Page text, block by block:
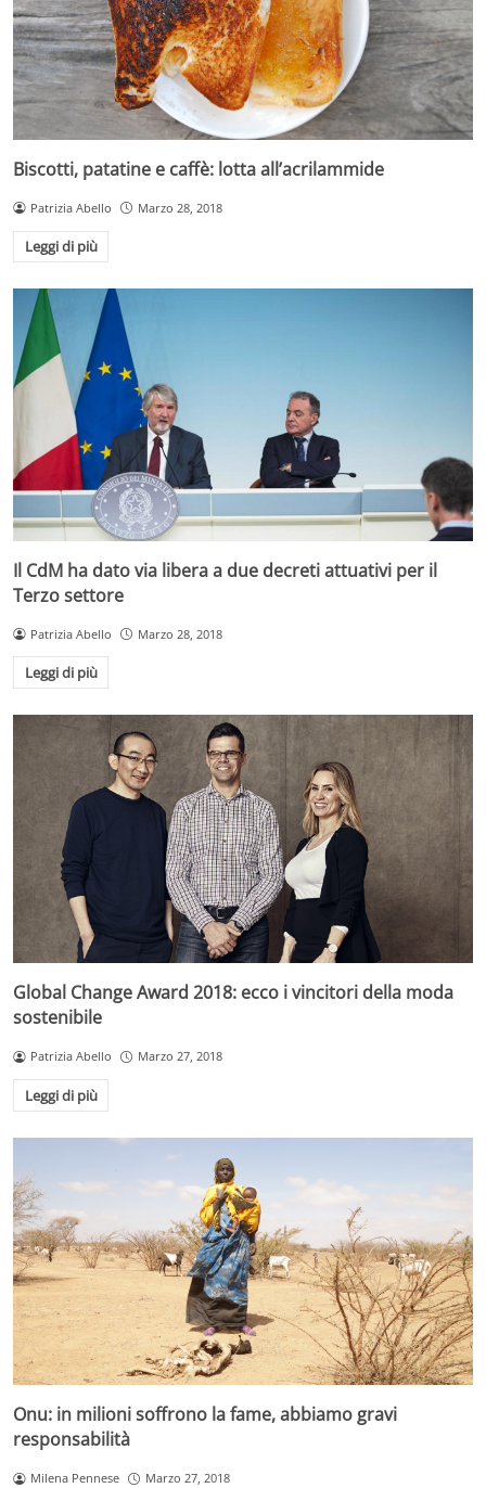
Biscotti, patatine e caffè: lotta all’acrilammide
Patrizia Abello Marzo 28, 2018
Leggi di più
Il CdM ha dato via libera a due decreti attuativi per il
Terzo settore
Patrizia Abello Marzo 28, 2018
Leggi di più
Global Change Award 2018: ecco i vincitori della moda
sostenibile
Patrizia Abello Marzo 27, 2018
Leggi di più
Onu: in milioni soffrono la fame, abbiamo gravi
responsabilità
Milena Pennese Marzo 27, 2018